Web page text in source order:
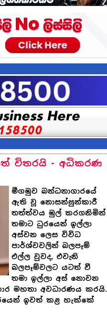
විතරයි - අධිකරණ
මීගමුව බන්ධනාගාරයේ
ඇති වූ නොසන්සුන්කාරී
තත්ත්වය මුල් කරගනිමින්
තමාට ධුරයෙන් ඉල්ලා
අස්වන ලෙස විවිධ
පාර්ශ්වවලින් බලපෑම්
එල්ල වුවද, එවැනි
බලපෑම්වලට යටත් වී
තමා ඉල්ලා අස් නොවන
මහතා අවධාරණය කරයි.
ඉවත් කළ හැක්කේ